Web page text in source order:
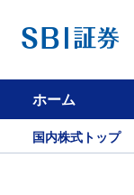
ホーム
国内株式トップ